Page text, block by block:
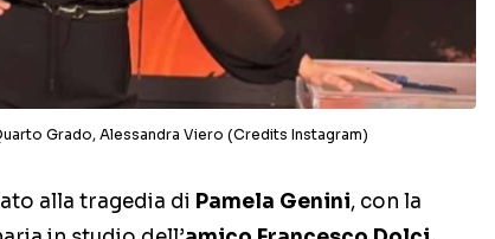
Grado, Alessandra Viero (Credits Instagram)
alla tragedia di Pamela Genini, con la